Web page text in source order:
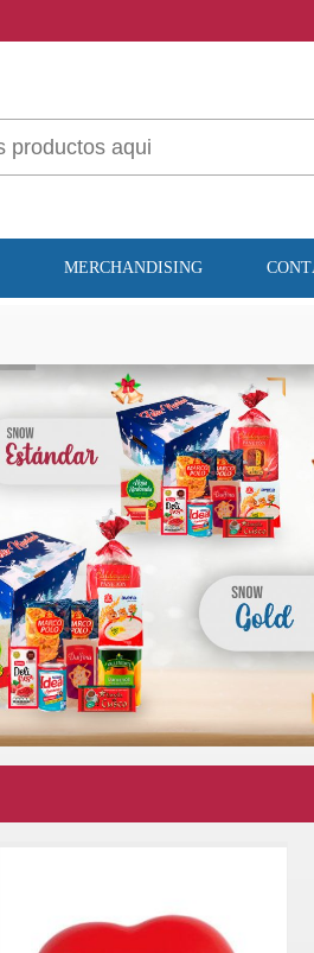
MERCHANDISING